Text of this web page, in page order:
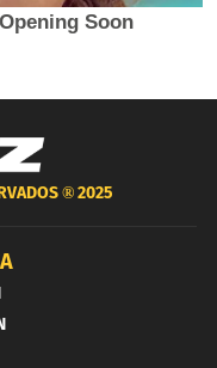
®2025